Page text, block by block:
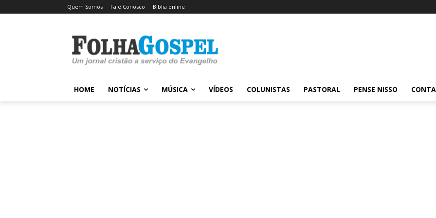
Quem Somos Fale Conosco Bíblia online
HOME NOTÍCIAS MÚSICA VÍDEOS COLUNISTAS PASTORAL PENSE NISSO